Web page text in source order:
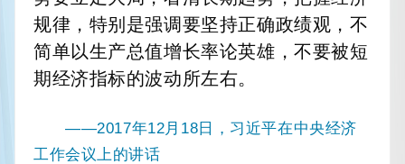
规律，特别是强调要坚持正确政绩观，不
简单以生产总值增长率论英雄，不要被短
期经济指标的波动所左右。
——2017年12月18日，习近平在中央经济
工作会议上的讲话